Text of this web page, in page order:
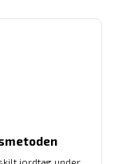
jordtag under